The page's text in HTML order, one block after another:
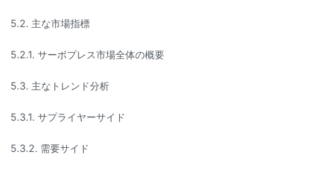
5.2. 主な市場指標
5.2.1. サーボプレス市場全体の概要
5.3. 主なトレンド分析
5.3.1. サプライヤーサイド
5.3.2. 需要サイド